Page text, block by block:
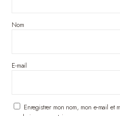
Nom
E-mail
Enregistrer mon nom, mon e-mail et